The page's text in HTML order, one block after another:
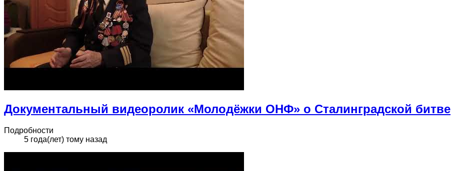
Документальный видеоролик «Молодёжки ОНФ» о Сталинградской битве
Подробности
5 года(лет) тому назад